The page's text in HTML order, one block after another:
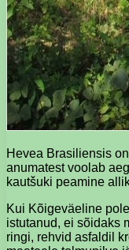
Hevea Brasiliensis
anumatest voolab
kautšuki peamine
Kui Kõigeväeline
istutanud, ei sõidaks
ringi, rehvid asfaldil